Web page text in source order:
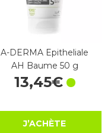
A-DERMA Epitheliale
AH Baume 50 g
13,45€
J’ACHÈTE